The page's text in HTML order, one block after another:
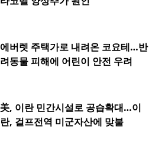
에버렛 주택가로 내려온 코요테…반
려동물 피해에 어린이 안전 우려
美, 이란 민간시설로 공습확대…이
란, 걸프전역 미군자산에 맞불